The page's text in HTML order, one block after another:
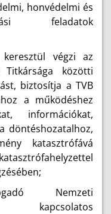
honvédelmi és
feladatok
végzi az
közötti
biztosítja a TVB
a működéshez
információkat,
döntéshozatalhoz,
katasztrófává
Nemzeti